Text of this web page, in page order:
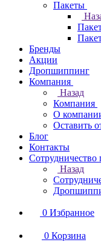
Пакеты
Бренды
Акции
Дропшиппинг
Компания
Назад
Компания
О
Оставить
Блог
Контакты
Сотрудничество
Назад
0 Избранное
0 Корзина